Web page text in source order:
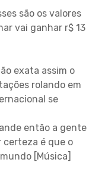
são os valores
vai ganhar r$ 13
exata assim o
rolando em
se
então a gente
certeza é que o
[Música]